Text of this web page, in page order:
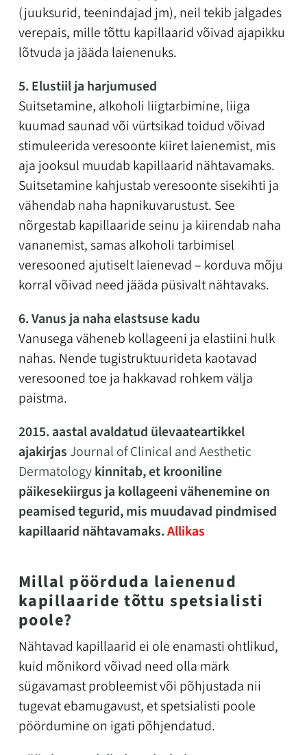
(juuksurid, teenindajad jm), neil tekib jalgades
verepais, mille tõttu kapillaarid võivad ajapikku
lõtvuda ja jääda laienenuks.
5. Elustiil ja harjumused
Suitsetamine, alkoholi liigtarbimine, liiga
kuumad saunad või vürtsikad toidud võivad
stimuleerida veresoonte kiiret laienemist, mis
aja jooksul muudab kapillaarid nähtavamaks.
Suitsetamine kahjustab veresoonte sisekihti ja
vähendab naha hapnikuvarustust. See
nõrgestab kapillaaride seinu ja kiirendab naha
vananemist, samas alkoholi tarbimisel
veresooned ajutiselt laienevad – korduva mõju
korral võivad need jääda püsivalt nähtavaks.
6. Vanus ja naha elastsuse kadu
Vanusega väheneb kollageeni ja elastiini hulk
nahas. Nende tugistruktuurideta kaotavad
veresooned toe ja hakkavad rohkem välja
paistma.
2015. aastal avaldatud ülevaateartikkel
ajakirjas Journal of Clinical and Aesthetic
Dermatologykinnitab, et krooniline
päikesekiirgus ja kollageeni vähenemine on
peamised tegurid, mis muudavad pindmised
kapillaarid nähtavamaks.Allikas
Millal pöörduda laienenud
kapillaaride tõttu spetsialisti
poole?
Nähtavad kapillaarid ei ole enamasti ohtlikud,
kuid mõnikord võivad need olla märk
sügavamast probleemist või põhjustada nii
tugevat ebamugavust, et spetsialisti poole
pöördumine on igati põhjendatud.